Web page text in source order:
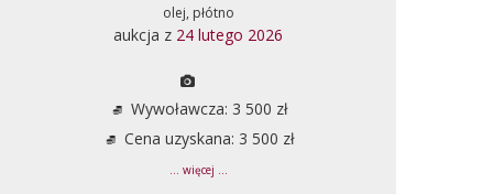
olej, płótno
aukcja z 24 lutego 2026
Wywoławcza: 3 500 zł
Cena uzyskana: 3 500 zł
... więcej ...